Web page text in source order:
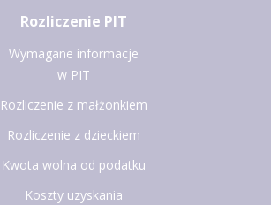
Rozliczenie PIT
Wymagane informacje
w PIT
Rozliczenie z małżonkiem
Rozliczenie z dzieckiem
Kwota wolna od podatku
Koszty uzyskania